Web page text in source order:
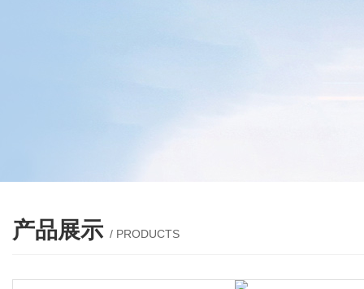
产品展示 / PRODUCTS